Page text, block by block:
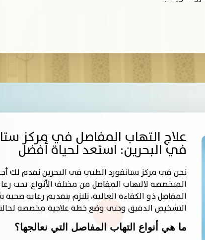
علاج التهاب المفاصل في مركز
في البحرين: استعد لحياة أفضل
نحن في مركز ستانفورد الطبي في البحرين نقدم لك
المتخصصة لالتهاب المفاصل من مختلف الأنواع. تحت
المفاصل ذو الكفاءة العالية، نلتزم بتقديم رعاية
التشخيص الدقيق وحتى وضع خطة علاجية مخصصة
ما هي أنواع التهاب المفاصل التي نعالجها؟